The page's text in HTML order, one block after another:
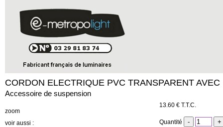
CORDON ELECTRIQUE PVC TRANSPARENT
Accessoire de suspension
zoom
voir aussi :
13.60 € T.T.C.
Quantité